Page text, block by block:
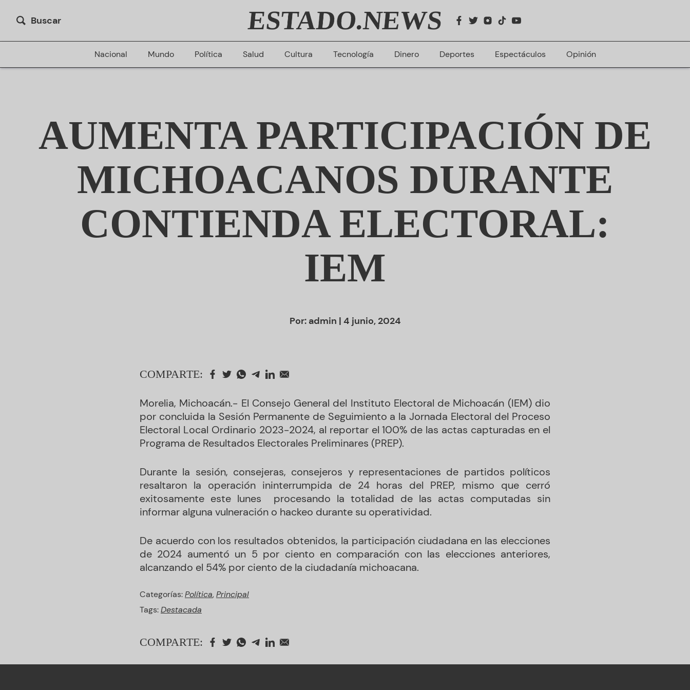
Buscar ESTADO.NEWS
Nacional Mundo Política Salud Cultura Tecnología Dinero Deportes Espectáculos Opinión
AUMENTA PARTICIPACIÓN DE
MICHOACANOS DURANTE
CONTIENDA ELECTORAL:
IEM
Por: admin | 4 junio, 2024
COMPARTE:
Morelia, Michoacán.- El Consejo General del Instituto Electoral de Michoacán (IEM) dio
por concluida la Sesión Permanente de Seguimiento a la Jornada Electoral del Proceso
Electoral Local Ordinario 2023-2024, al reportar el 100% de las actas capturadas en el
Programa de Resultados Electorales Preliminares (PREP).
Durante la sesión, consejeras, consejeros y representaciones de partidos políticos
resaltaron la operación ininterrumpida de 24 horas del PREP, mismo que cerró
exitosamente este lunes procesando la totalidad de las actas computadas sin
informar alguna vulneración o hackeo durante su operatividad.
De acuerdo con los resultados obtenidos, la participación ciudadana en las elecciones
de 2024 aumentó un 5 por ciento en comparación con las elecciones anteriores,
alcanzando el 54% por ciento de la ciudadanía michoacana.
Categorías:Política, Principal
Tags:Destacada
COMPARTE: